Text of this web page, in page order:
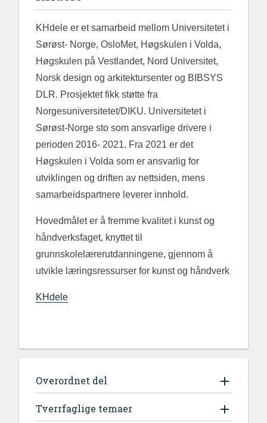
KHdele er et samarbeid mellom Universitetet i
Sørøst- Norge, OsloMet, Høgskulen i Volda,
Høgskulen på Vestlandet, Nord Universitet,
Norsk design og arkitektursenter og BIBSYS
DLR. Prosjektet fikk støtte fra
Norgesuniversitetet/DIKU. Universitetet i
Sørøst-Norge sto som ansvarlige drivere i
perioden 2016- 2021. Fra 2021 er det
Høgskulen i Volda som er ansvarlig for
utviklingen og driften av nettsiden, mens
samarbeidspartnere leverer innhold.
Hovedmålet er å fremme kvalitet i kunst og
håndverksfaget, knyttet til
grunnskolelærerutdanningene, gjennom å
utvikle læringsressurser for kunst og håndverk
KHdele
Overordnet del
Tverrfaglige temaer